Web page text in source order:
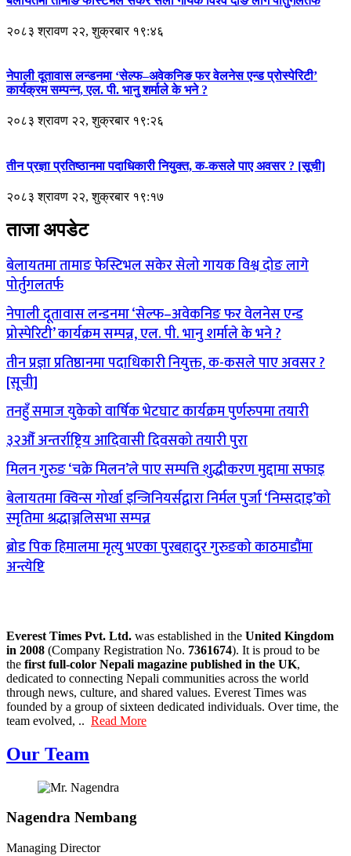
२०८३ श्रावण २२, शुक्रबार १९:४६
नेपाली दूतावास लन्डनमा ‘सेल्फ–अवेकनिङ फर वेलनेस एन्ड प्रोस्पेरिटी’
कार्यक्रम सम्पन्न, एल. पी. भानु शर्माले के भने ?
२०८३ श्रावण २२, शुक्रबार १९:२६
तीन प्रज्ञा प्रतिष्ठानमा पदाधिकारी नियुक्त, क-कसले पाए अवसर ? [सूची]
२०८३ श्रावण २२, शुक्रबार १९:१७
ताजा अपडेट
बेलायतमा तामाङ फेस्टिभल सकेर सेलो गायक विश्व दोङ लागे
पोर्तुगलतर्फ
नेपाली दूतावास लन्डनमा ‘सेल्फ–अवेकनिङ फर वेलनेस एन्ड
प्रोस्पेरिटी’ कार्यक्रम सम्पन्न, एल. पी. भानु शर्माले के भने ?
तीन प्रज्ञा प्रतिष्ठानमा पदाधिकारी नियुक्त, क-कसले पाए अवसर ?
[सूची]
तनहुँ समाज युकेको वार्षिक भेटघाट कार्यक्रम पुर्णरुपमा तयारी
३२औँ अन्तर्राष्ट्रिय आदिवासी दिवसको तयारी पुरा
मिलन गुरुङ ‘चक्रे मिलन’ले पाए सम्पत्ति शुद्धीकरण मुद्दामा सफाइ
बेलायतमा क्विन्स गोर्खा इन्जिनियर्सद्वारा निर्मल पुर्जा ‘निम्सदाइ’को
स्मृतिमा श्रद्धाञ्जलिसभा सम्पन्न
ब्रोड पिक हिमालमा मृत्यु भएका पुरबहादुर गुरुङको काठमाडौंमा
अन्त्येष्टि
Everest Times Pvt. Ltd. was established in the United Kingdom
in 2008 (Company Registration No. 7361674). It is proud to be
the first full-color Nepali magazine published in the UK,
dedicated to connecting Nepali communities across the world
through news, culture, and shared values. Everest Times was
founded by a group of sixteen dedicated individuals. Over time, the
team evolved, .. Read More
Our Team
Nagendra Nembang
Managing Director